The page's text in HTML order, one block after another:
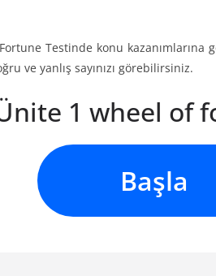
Testinde konu kazanımlarına
ve yanlış sayınızı görebilirsiniz.
1 wheel of
Başla